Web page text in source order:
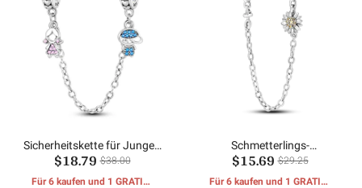
Sicherheitskette für Jungen
und Mädchen
$18.79 $38.00
Für 6 kaufen und 1 GRATIS-
Schmetterlings-
Sonnenblumen-
Sicherheitskette
$15.69 $29.25
Für 6 kaufen und 1 GRATIS-